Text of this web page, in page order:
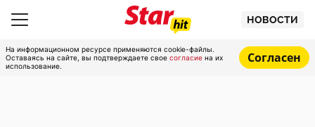
НОВОСТИ
На информационном ресурсе применяются cookie-файлы.
Оставаясь на сайте, вы подтверждаете свое согласие на их
использование.
Согласен